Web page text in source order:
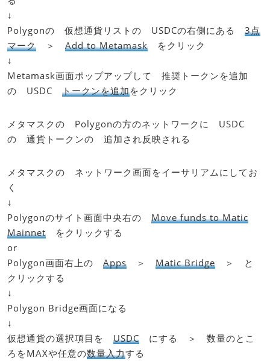
↓
Polygonの 仮想通貨リストの USDCの右側にある 3点
マーク ＞ Add to Metamask をクリック
↓
Metamask画面ポップアップして 推奨トークンを追加
の USDC トークンを追加をクリック
メタマスクの Polygonの方のネットワークに USDC
の 通貨トークンの 追加され反映される
メタマスクの ネットワーク画面をイーサリアムにしてお
く
↓
Polygonのサイト画面中央右の Move funds to Matic
Mainnet をクリックする
or
Polygon画面右上の Apps ＞ Matic Bridge ＞ と
クリックする
↓
Polygon Bridge画面になる
↓
仮想通貨の選択項目を USDC にする ＞ 数量のとこ
ろをMAXや任意の数量入力する